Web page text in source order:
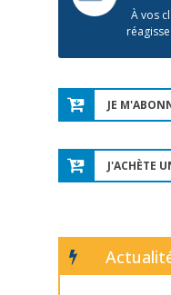
À vos
JE
J'ACHÈTE